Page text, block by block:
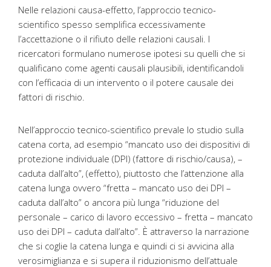
Nelle relazioni causa-effetto, l’approccio tecnico-
scientifico spesso semplifica eccessivamente
l’accettazione o il rifiuto delle relazioni causali. I
ricercatori formulano numerose ipotesi su quelli che si
qualificano come agenti causali plausibili, identificandoli
con l’efficacia di un intervento o il potere causale dei
fattori di rischio.
Nell’approccio tecnico-scientifico prevale lo studio sulla
catena corta, ad esempio “mancato uso dei dispositivi di
protezione individuale (DPI) (fattore di rischio/causa), –
caduta dall’alto”, (effetto), piuttosto che l’attenzione alla
catena lunga ovvero “fretta – mancato uso dei DPI –
caduta dall’alto” o ancora più lunga “riduzione del
personale – carico di lavoro eccessivo – fretta – mancato
uso dei DPI – caduta dall’alto”. È attraverso la narrazione
che si coglie la catena lunga e quindi ci si avvicina alla
verosimiglianza e si supera il riduzionismo dell’attuale